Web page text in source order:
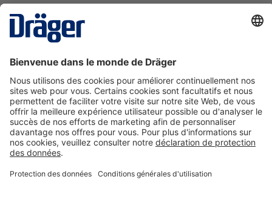
La technologie
Nous contacter
A propos de Dräger
Informations